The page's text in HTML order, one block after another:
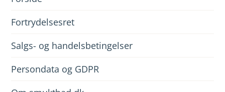
Fortrydelsesret
Salgs- og handelsbetingelser
Persondata og GDPR